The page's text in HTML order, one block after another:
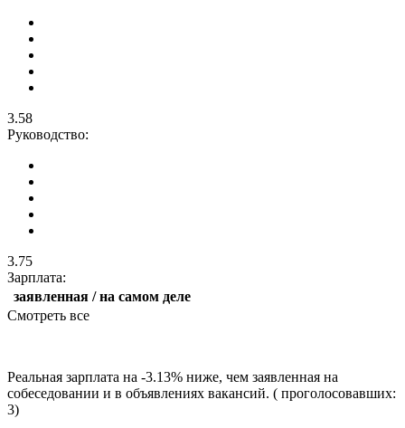
3.58
Руководство:
3.75
Зарплата:
заявленная / на самом деле
Смотреть все
Реальная зарплата на -3.13% ниже, чем заявленная на
собеседовании и в объявлениях вакансий. ( проголосовавших:
3)